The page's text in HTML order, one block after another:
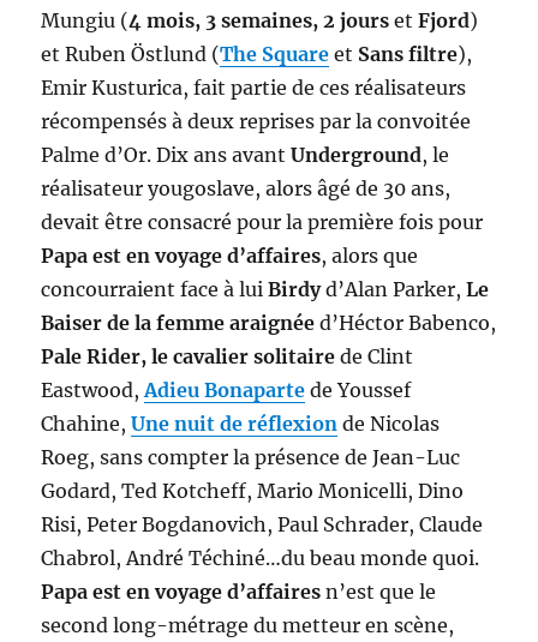
Mungiu (4 mois, 3 semaines, 2 jours etFjord)
et Ruben Östlund (The Square et Sans filtre),
Emir Kusturica, fait partie de ces réalisateurs
récompensés à deux reprises par la convoitée
Palme d’Or. Dix ans avantUnderground, le
réalisateur yougoslave, alors âgé de 30 ans,
devait être consacré pour la première fois pour
Papa est en voyage d’affaires, alors que
concourraient face à luiBirdyd’Alan Parker,Le
Baiser de la femme araignée d’Héctor Babenco,
Pale Rider, le cavalier solitaire de Clint
Eastwood,Adieu Bonaparte de Youssef
Chahine,Une nuit de réflexion de Nicolas
Roeg, sans compter la présence de Jean-Luc
Godard, Ted Kotcheff, Mario Monicelli, Dino
Risi, Peter Bogdanovich, Paul Schrader, Claude
Chabrol, André Téchiné…du beau monde quoi.
Papa est en voyage d’affaires n’est que le
second long-métrage du metteur en scène,